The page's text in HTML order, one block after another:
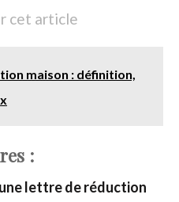
cet article
maison : définition,
:
lettre de réduction